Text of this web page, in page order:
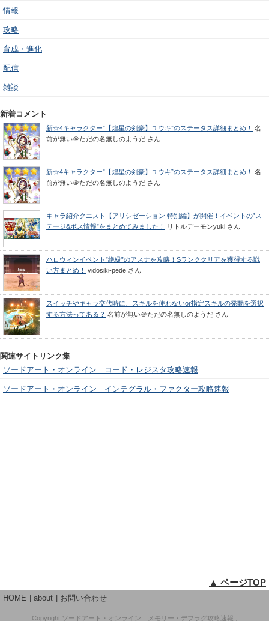
情報
攻略
育成・進化
配信
雑談
新着コメント
新☆4キャラクター”【煌星の剣豪】ユウキ”のステータス詳細まとめ！
名
前が無い＠ただの名無しのようだ さん
新☆4キャラクター”【煌星の剣豪】ユウキ”のステータス詳細まとめ！
名
前が無い＠ただの名無しのようだ さん
キャラ紹介クエスト【アリシゼーション 特別編】が開催！イベントの”ス
テージ&ボス情報”をまとめてみました！
リトルデーモンyuki さん
ハロウィンイベント”絶級”のアスナを攻略！Sランククリアを獲得する戦
い方まとめ！
vidosiki-pede さん
スイッチやキャラ交代時に、スキルを使わないor指定スキルの発動を選択
する方法ってある？ 名前が無い＠ただの名無しのようだ さん
関連サイトリンク集
ソードアート・オンライン コード・レジスタ攻略速報
ソードアート・オンライン インテグラル・ファクター攻略速報
▲ ページTOP
HOME about お問い合わせ
Copyright ソードアート・オンライン メモリー・デフラグ攻略速報